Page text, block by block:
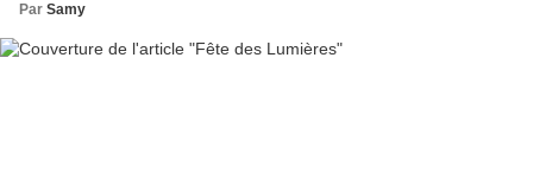
Par Samy